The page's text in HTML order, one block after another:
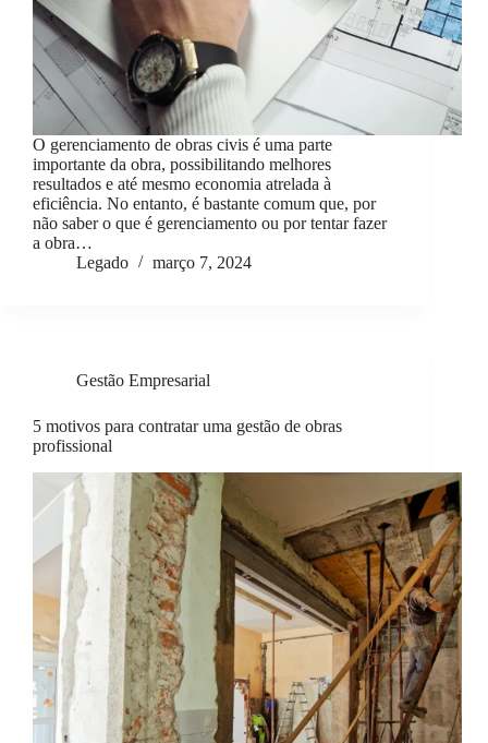
O gerenciamento de obras civis é uma parte
importante da obra, possibilitando melhores
resultados e até mesmo economia atrelada à
eficiência. No entanto, é bastante comum que, por
não saber o que é gerenciamento ou por tentar fazer
a obra…
Legado
março 7, 2024
Gestão Empresarial
5 motivos para contratar uma gestão de obras
profissional